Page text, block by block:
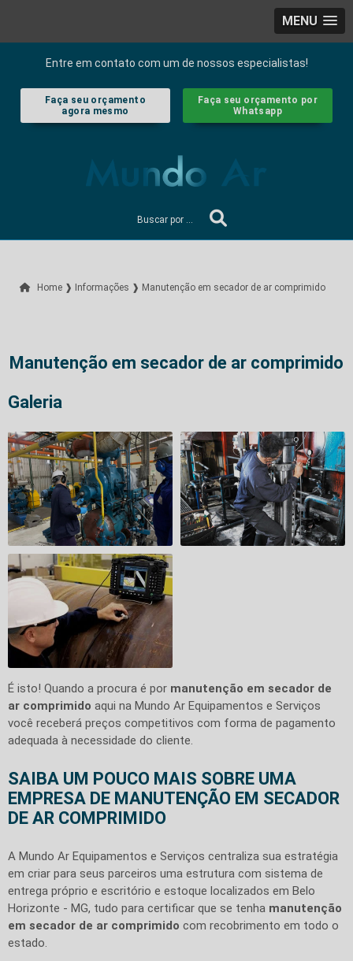
MENU
Entre em contato com um de nossos especialistas!
Faça seu orçamento
agora mesmo
Faça seu orçamento por
Whatsapp
Home ❱ Informações ❱ Manutenção em secador de ar comprimido
Manutenção em secador de ar comprimido
Galeria
É isto! Quando a procura é por manutenção em secador de
ar comprimido aqui na Mundo Ar Equipamentos e Serviços
você receberá preços competitivos com forma de pagamento
adequada à necessidade do cliente.
SAIBA UM POUCO MAIS SOBRE UMA
EMPRESA DE MANUTENÇÃO EM SECADOR
DE AR COMPRIMIDO
A Mundo Ar Equipamentos e Serviços centraliza sua estratégia
em criar para seus parceiros uma estrutura com sistema de
entrega próprio e escritório e estoque localizados em Belo
Horizonte - MG, tudo para certificar que se tenha manutenção
em secador de ar comprimido com recobrimento em todo o
estado.